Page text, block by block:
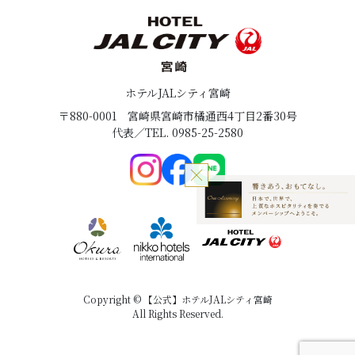
ホテルJALシティ宮崎
〒880-0001 宮崎県宮崎市橘通西4丁目2番30号
代表／TEL. 0985-25-2580
Copyright © 【公式】ホテルJALシティ宮崎
All Rights Reserved.